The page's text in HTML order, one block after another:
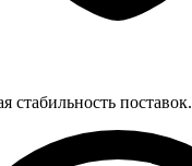
стабильность поставок.